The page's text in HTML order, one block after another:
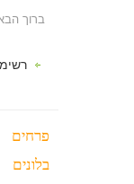
ברוך
פרחים
בלונים